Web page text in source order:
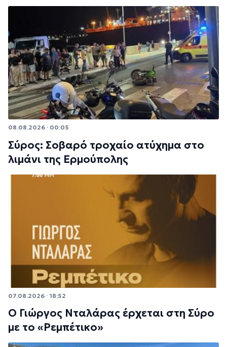
08.08.2026 · 00:05
Σύρος: Σοβαρό τροχαίο ατύχημα στο
λιμάνι της Ερμούπολης
07.08.2026 · 18:52
Ο Γιώργος Νταλάρας έρχεται στη Σύρο
με το «Ρεμπέτικο»